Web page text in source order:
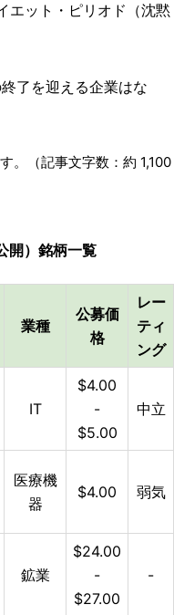
エット・ピリオド（沈黙
了を迎える企業はな
。（記事文字数：約 1,100
開）銘柄一覧
業種
公募価
格
レー
ティ
ング
IT
$4.00
-
$5.00
中立
医療機
器
$4.00 弱気
鉱業
$24.00
-
$27.00
-